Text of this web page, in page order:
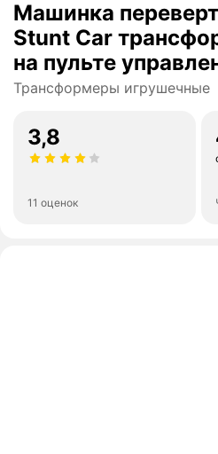
Машинка
Stunt Car
на пульте
Трансформеры игрушечные
3,8
11 оценок